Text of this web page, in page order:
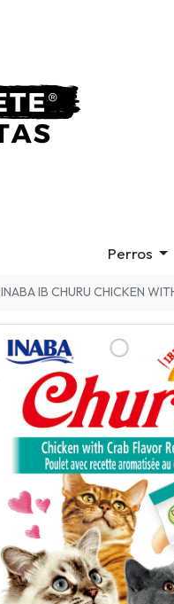
Perros
INABA IB CHURU CHICKEN